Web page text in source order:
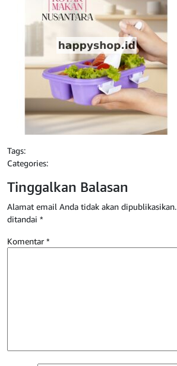
Tags:
Categories:
Tinggalkan Balasan
Alamat email Anda tidak akan dipublikasikan.
ditandai *
Komentar *